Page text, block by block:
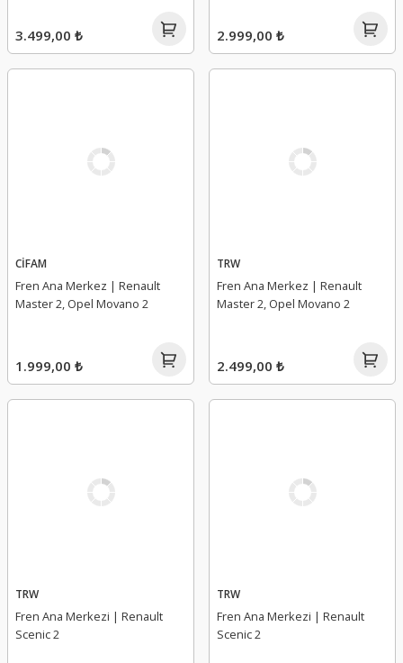
3.499,00 ₺ 2.999,00 ₺
CİFAM
Fren Ana Merkez | Renault
Master 2, Opel Movano 2
1.999,00 ₺
TRW
Fren Ana Merkez | Renault
Master 2, Opel Movano 2
2.499,00 ₺
TRW
Fren Ana Merkezi | Renault
Scenic 2
TRW
Fren Ana Merkezi | Renault
Scenic 2